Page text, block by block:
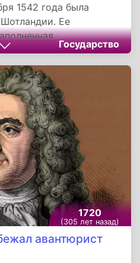
1542 года была
Ее
поворотами
писателей
эпох.
Государство
1720
(305 лет назад)
авантюрист